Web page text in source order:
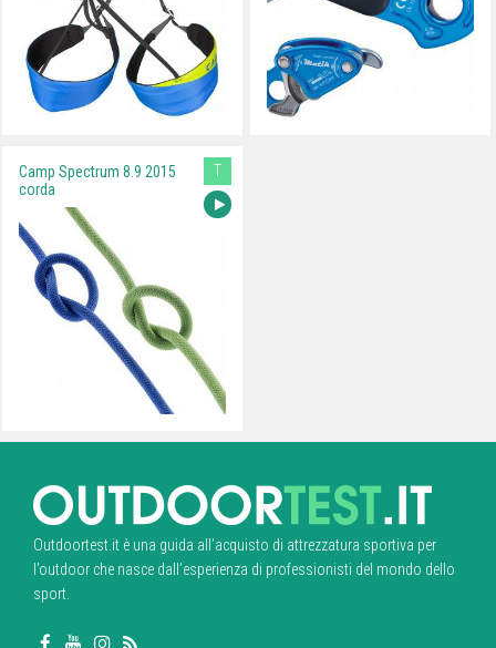
Camp Spectrum 8.9 2015
corda
T
Outdoortest.it è una guida all’acquisto di attrezzatura sportiva per
l’outdoor che nasce dall’esperienza di professionisti del mondo dello
sport.